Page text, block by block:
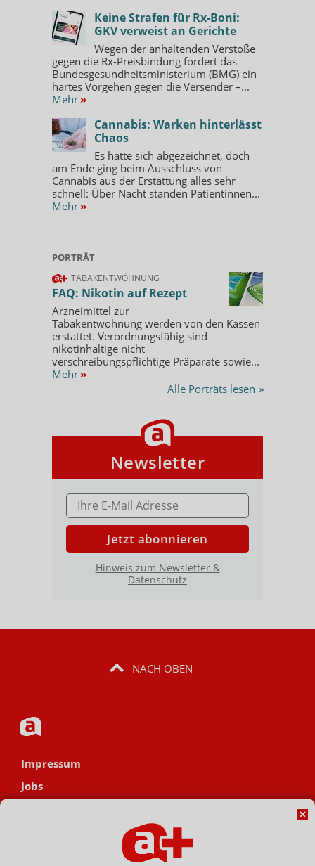
Keine Strafen für Rx-Boni:
GKV verweist an Gerichte
Wegen der anhaltenden Verstöße
gegen die Rx-Preisbindung fordert das
Bundesgesundheitsministerium (BMG) ein
hartes Vorgehen gegen die Versender –...
Mehr »
Cannabis: Warken hinterlässt
Chaos
Es hatte sich abgezeichnet, doch
am Ende ging beim Ausschluss von
Cannabis aus der Erstattung alles sehr
schnell: Über Nacht standen Patientinnen...
Mehr »
PORTRÄT
TABAKENTWÖHNUNG
FAQ: Nikotin auf Rezept
Arzneimittel zur
Tabakentwöhnung werden von den Kassen
erstattet. Verordnungsfähig sind
nikotinhaltige nicht
verschreibungspflichtige Präparate sowie...
Mehr »
Alle Porträts lesen »
Newsletter
E-MAIL ADRESSE
Jetzt abonnieren
Hinweis zum Newsletter &
Datenschutz
NACH OBEN
Impressum
Jobs